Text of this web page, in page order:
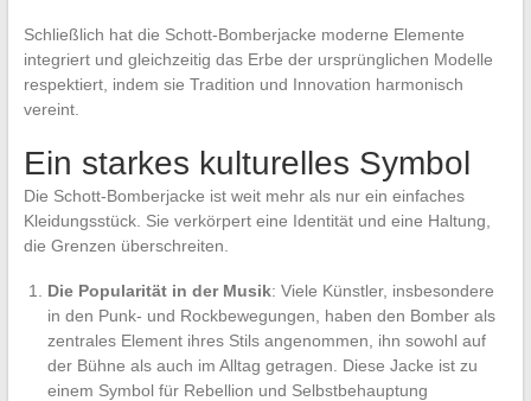
Schließlich hat die Schott-Bomberjacke moderne Elemente
integriert und gleichzeitig das Erbe der ursprünglichen Modelle
respektiert, indem sie Tradition und Innovation harmonisch
vereint.
Ein starkes kulturelles Symbol
Die Schott-Bomberjacke ist weit mehr als nur ein einfaches
Kleidungsstück. Sie verkörpert eine Identität und eine Haltung,
die Grenzen überschreiten.
Die Popularität in der Musik: Viele Künstler, insbesondere
in den Punk- und Rockbewegungen, haben den Bomber als
zentrales Element ihres Stils angenommen, ihn sowohl auf
der Bühne als auch im Alltag getragen. Diese Jacke ist zu
einem Symbol für Rebellion und Selbstbehauptung